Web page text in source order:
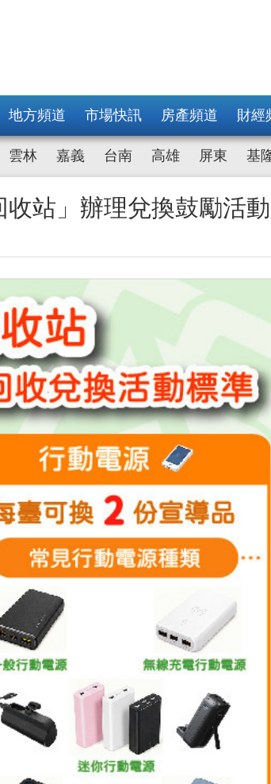
地方頻道 市場快訊 房產頻道 財經
雲林 嘉義 台南 高雄 屏東 基
站」辦理兌換鼓勵活動